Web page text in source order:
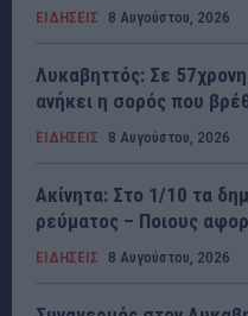
ΕΙΔΗΣΕΙΣ 8 Αυγούστου, 2026
Λυκαβηττός: Σε
ανήκει η σορός που
ΕΙΔΗΣΕΙΣ 8 Αυγούστου, 2026
Ακίνητα: Στο 1/10 τα
ρεύματος – Ποιους
ΕΙΔΗΣΕΙΣ 8 Αυγούστου, 2026